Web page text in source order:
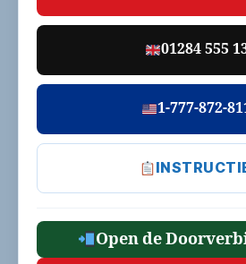
01284 555
1-777-872-
Open de